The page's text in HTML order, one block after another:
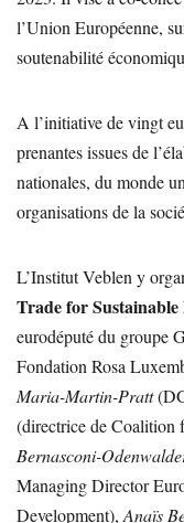
l’Union Européenne,
soutenabilité
A l’initiative de vingt
prenantes issues de
nationales, du monde
organisations de la
L’Institut Veblen y
Trade for Sustainable
eurodéputé du groupe
Fondation Rosa
Maria-Martin-Pratt
(directrice de
Bernasconi-
Managing Director
Development), Anaïs